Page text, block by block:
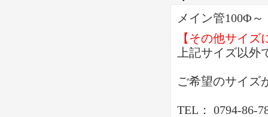
メイン管100Φ
【その他サイズ
上記サイズ以
ご希望のサイズ
TEL： 0794-86-